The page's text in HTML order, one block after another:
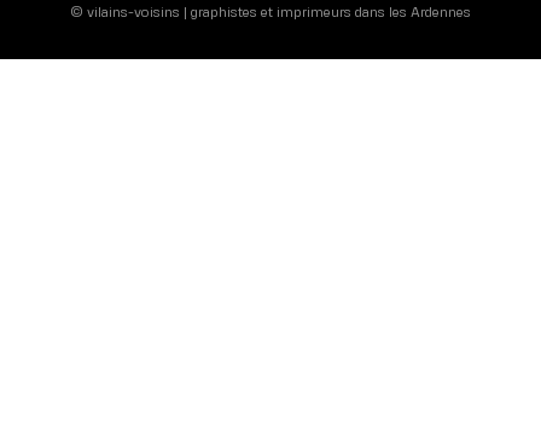
© vilains-voisins | graphistes et imprimeurs dans les Ardennes